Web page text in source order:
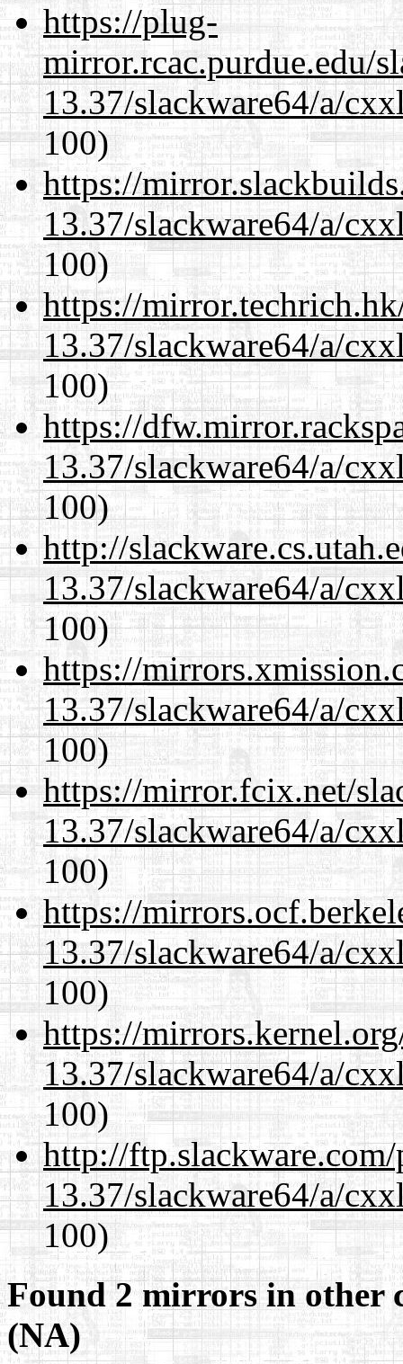
https://plug-
mirror.rcac.purdue.edu/
13.37/slackware64/a/
100)
https://
13.37/slackware64/a/
100)
https://
13.37/slackware64/a/
100)
https://
13.37/slackware64/a/
100)
http://
13.37/slackware64/a/
100)
https://
13.37/slackware64/a/
100)
https://mirror.fcix.net/
13.37/slackware64/a/
100)
https://
13.37/slackware64/a/
100)
https://
13.37/slackware64/a/
100)
http://
13.37/slackware64/a/
100)
Found 2 mirrors in other
(NA)